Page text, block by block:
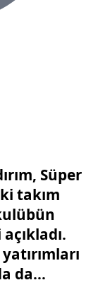
Süper
takım
da...